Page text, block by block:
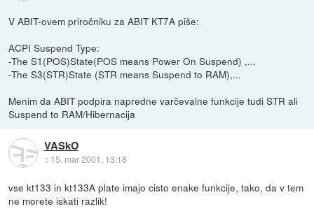
V ABIT-ovem priročniku za ABIT KT7A piše:
ACPI Suspend Type:
-The S1(POS)State(POS means Power On Suspend) ,...
-The S3(STR)State (STR means Suspend to RAM),...
Menim da ABIT podpira napredne varčevalne funkcije tudi STR ali
Suspend to RAM/Hibernacija
VASkO
:: 15. mar 2001, 13:18
vse kt133 in kt133A plate imajo cisto enake funkcije, tako, da v tem
ne morete iskati razlik!